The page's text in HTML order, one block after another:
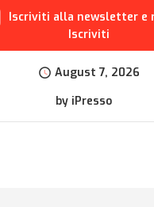
Iscriviti alla newsletter e
Iscriviti
August 7, 2026
by iPresso